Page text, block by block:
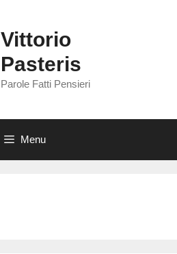
Vittorio
Pasteris
Parole Fatti Pensieri
Menu